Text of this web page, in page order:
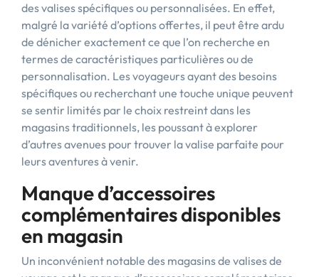
des valises spécifiques ou personnalisées. En effet,
malgré la variété d’options offertes, il peut être ardu
de dénicher exactement ce que l’on recherche en
termes de caractéristiques particulières ou de
personnalisation. Les voyageurs ayant des besoins
spécifiques ou recherchant une touche unique peuvent
se sentir limités par le choix restreint dans les
magasins traditionnels, les poussant à explorer
d’autres avenues pour trouver la valise parfaite pour
leurs aventures à venir.
Manque d’accessoires
complémentaires disponibles
en magasin
Un inconvénient notable des magasins de valises de